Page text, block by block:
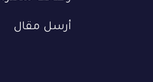
أرسل مقال